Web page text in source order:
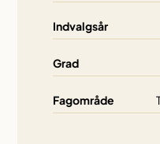
Indvalgsår
Grad
Fagområde